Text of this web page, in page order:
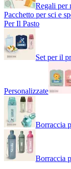
Regali per
Pacchetto per sci e
Per Il Pasto
Set per il
Personalizzate
Borraccia
Borraccia